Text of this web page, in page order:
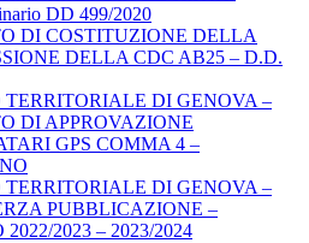
DD 499/2020
DI COSTITUZIONE DELLA
DELLA CDC AB25 – D.D.
DI GENOVA –
DI APPROVAZIONE
GPS COMMA 4 –
DI GENOVA –
PUBBLICAZIONE –
2023 – 2023/2024